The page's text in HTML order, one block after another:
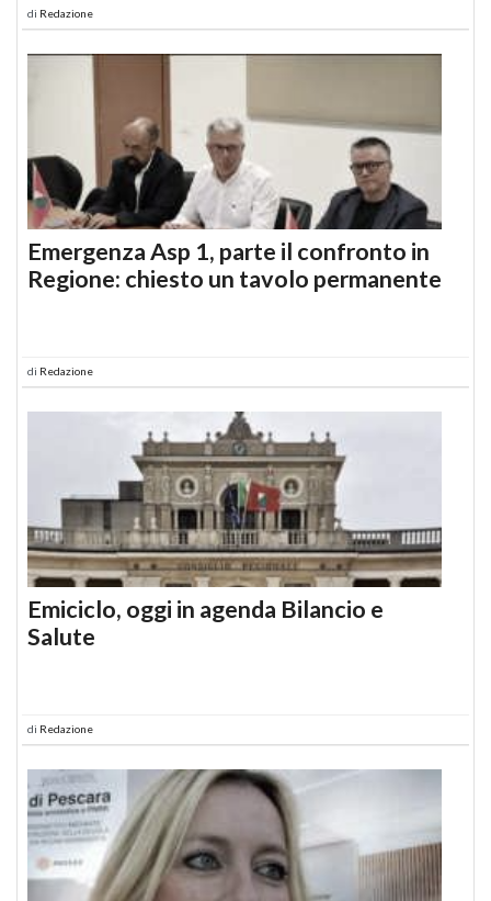
di Redazione
Emergenza Asp 1, parte il confronto in
Regione: chiesto un tavolo permanente
di Redazione
Emiciclo, oggi in agenda Bilancio e
Salute
di Redazione